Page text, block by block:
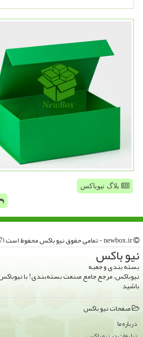
بلاگ نیوباکس
نیو باكس
بسته بندی و جعبه
نیوباکس، مرجع جامع صنعت بسته‌بندی! با
باشید
صفحات نیو باكس
درباره ما